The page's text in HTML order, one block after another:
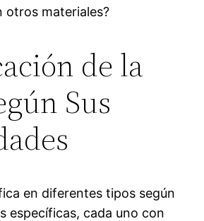
otros materiales?
de la
Sus
en diferentes tipos según
específicas, cada uno con